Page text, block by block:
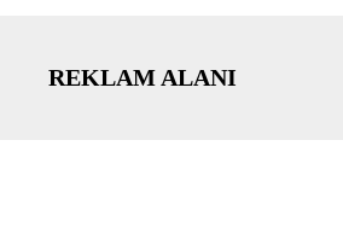
REKLAM ALANI